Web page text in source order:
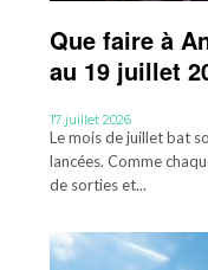
Que faire à
au 19 juillet
17 juillet 2026
Le mois de juillet bat
lancées. Comme
de sorties et...